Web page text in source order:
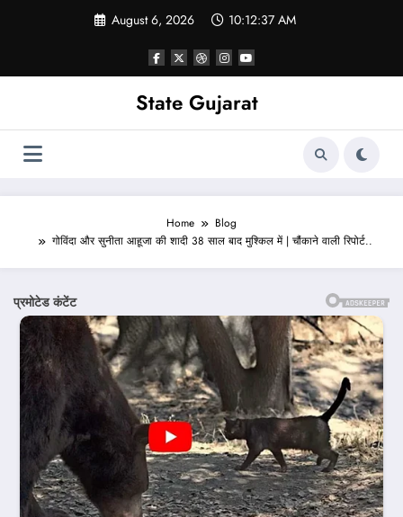
August 6, 2026 10:12:39 AM
State Gujarat
Home
Blog
गोविंदा और सुनीता आहूजा की शादी 38 साल बाद मुश्किल में | चौंकाने वाली रिपोर्ट..